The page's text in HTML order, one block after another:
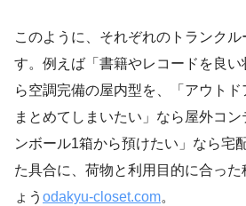
このように、それぞれのトランクル
す。例えば「書籍やレコードを良
ら空調完備の屋内型を、「アウト
まとめてしまいたい」なら屋外コ
ンボール1箱から預けたい」なら宅
た具合に、荷物と利用目的に合っ
ょう odakyu-closet.com。